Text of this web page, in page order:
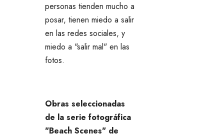
personas tienden mucho a
posar, tienen miedo a salir
en las redes sociales, y
miedo a "salir mal" en las
fotos.
Obras seleccionadas
de la serie fotográfica
"Beach Scenes" de